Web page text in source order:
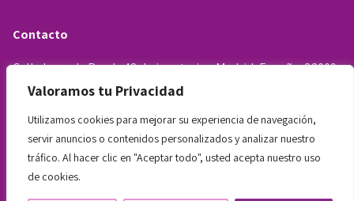
Valoramos tu Privacidad
Utilizamos cookies para mejorar su experiencia de navegación,
servir anuncios o contenidos personalizados y analizar nuestro
tráfico. Al hacer clic en "Aceptar todo", usted acepta nuestro uso
de cookies.
Contacto
Calle Lope de Rueda 42, bajo exterior, Madrid, España, 28009.
administracion@opportunaabogados.com
AVISO LEGAL